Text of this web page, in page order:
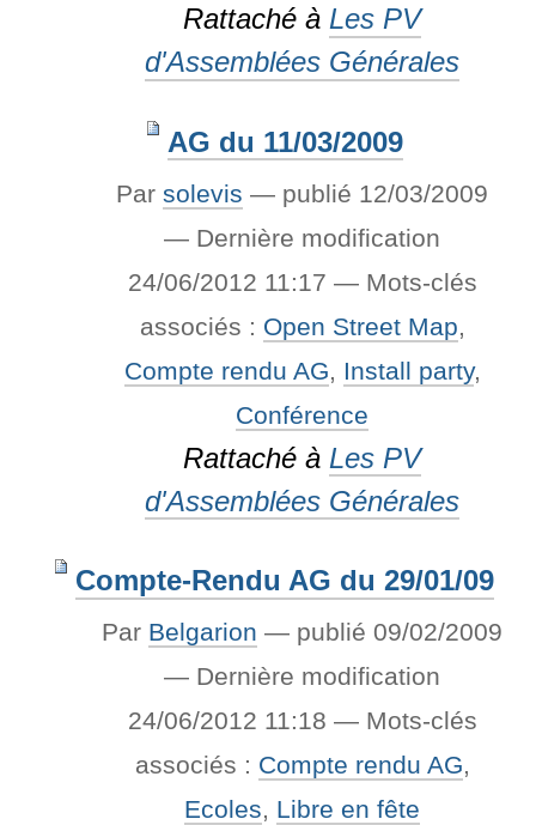
Rattaché à Les PV
d'Assemblées Générales
AG du 11/03/2009
Parsolevis — publié 12/03/2009
— Dernière modification
24/06/2012 11:17 — Mots-clés
associés : Open Street Map,
Compte rendu AG, Install party,
Conférence
Rattaché à Les PV
d'Assemblées Générales
Compte-Rendu AG du 29/01/09
Par Belgarion — publié 09/02/2009
— Dernière modification
24/06/2012 11:18 — Mots-clés
associés : Compte rendu AG,
Ecoles, Libre en fête